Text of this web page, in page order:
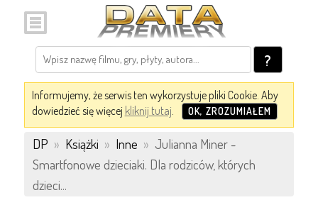
?
Informujemy, że serwis ten wykorzystuje pliki Cookie. Aby
dowiedzieć się więcej kliknij tutaj. OK, ZROZUMIAŁEM
DP » Książki » Inne » Julianna Miner -
Smartfonowe dzieciaki. Dla rodziców, których
dzieci...